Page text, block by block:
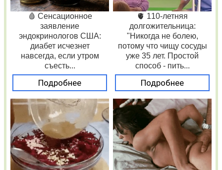
🩸 Сенсационное
заявление
эндокринологов США:
диабет исчезнет
навсегда, если утром
съесть...
Подробнее
🫀 110-летняя
долгожительница:
"Никогда не болею,
потому что чищу сосуды
уже 35 лет. Простой
способ - пить...
Подробнее